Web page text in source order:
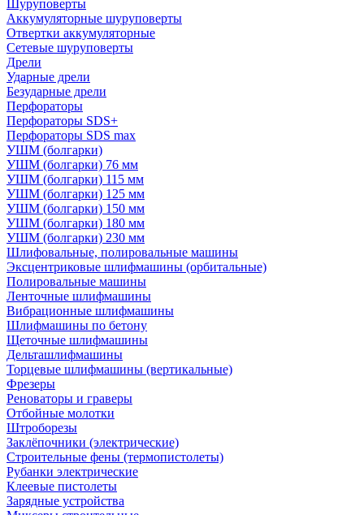
Шуруповерты
Аккумуляторные шуруповерты
Отвертки аккумуляторные
Сетевые шуруповерты
Дрели
Ударные дрели
Безударные дрели
Перфораторы
Перфораторы SDS+
Перфораторы SDS max
УШМ (болгарки)
УШМ (болгарки) 76 мм
УШМ (болгарки) 115 мм
УШМ (болгарки) 125 мм
УШМ (болгарки) 150 мм
УШМ (болгарки) 180 мм
УШМ (болгарки) 230 мм
Шлифовальные, полировальные машины
Эксцентриковые шлифмашины (орбитальные)
Полировальные машины
Ленточные шлифмашины
Вибрационные шлифмашины
Шлифмашины по бетону
Щеточные шлифмашины
Дельташлифмашины
Торцевые шлифмашины (вертикальные)
Фрезеры
Реноваторы и граверы
Отбойные молотки
Штроборезы
Заклёпочники (электрические)
Строительные фены (термопистолеты)
Рубанки электрические
Клеевые пистолеты
Зарядные устройства